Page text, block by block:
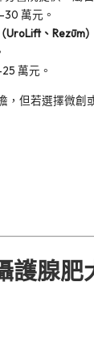
萬元。
、Rezūm）
萬元。
，但若選擇微創
護腺肥